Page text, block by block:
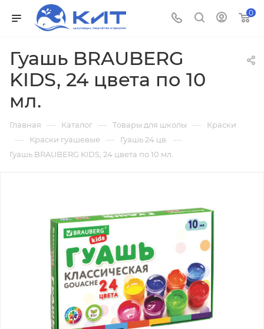
0
Гуашь BRAUBERG
KIDS, 24 цвета по 10
мл.
Главная — Каталог — Товары для школы — Краски
— Краски гуашевые — Гуашь 24 цв. —
Гуашь BRAUBERG KIDS, 24 цвета по 10 мл.